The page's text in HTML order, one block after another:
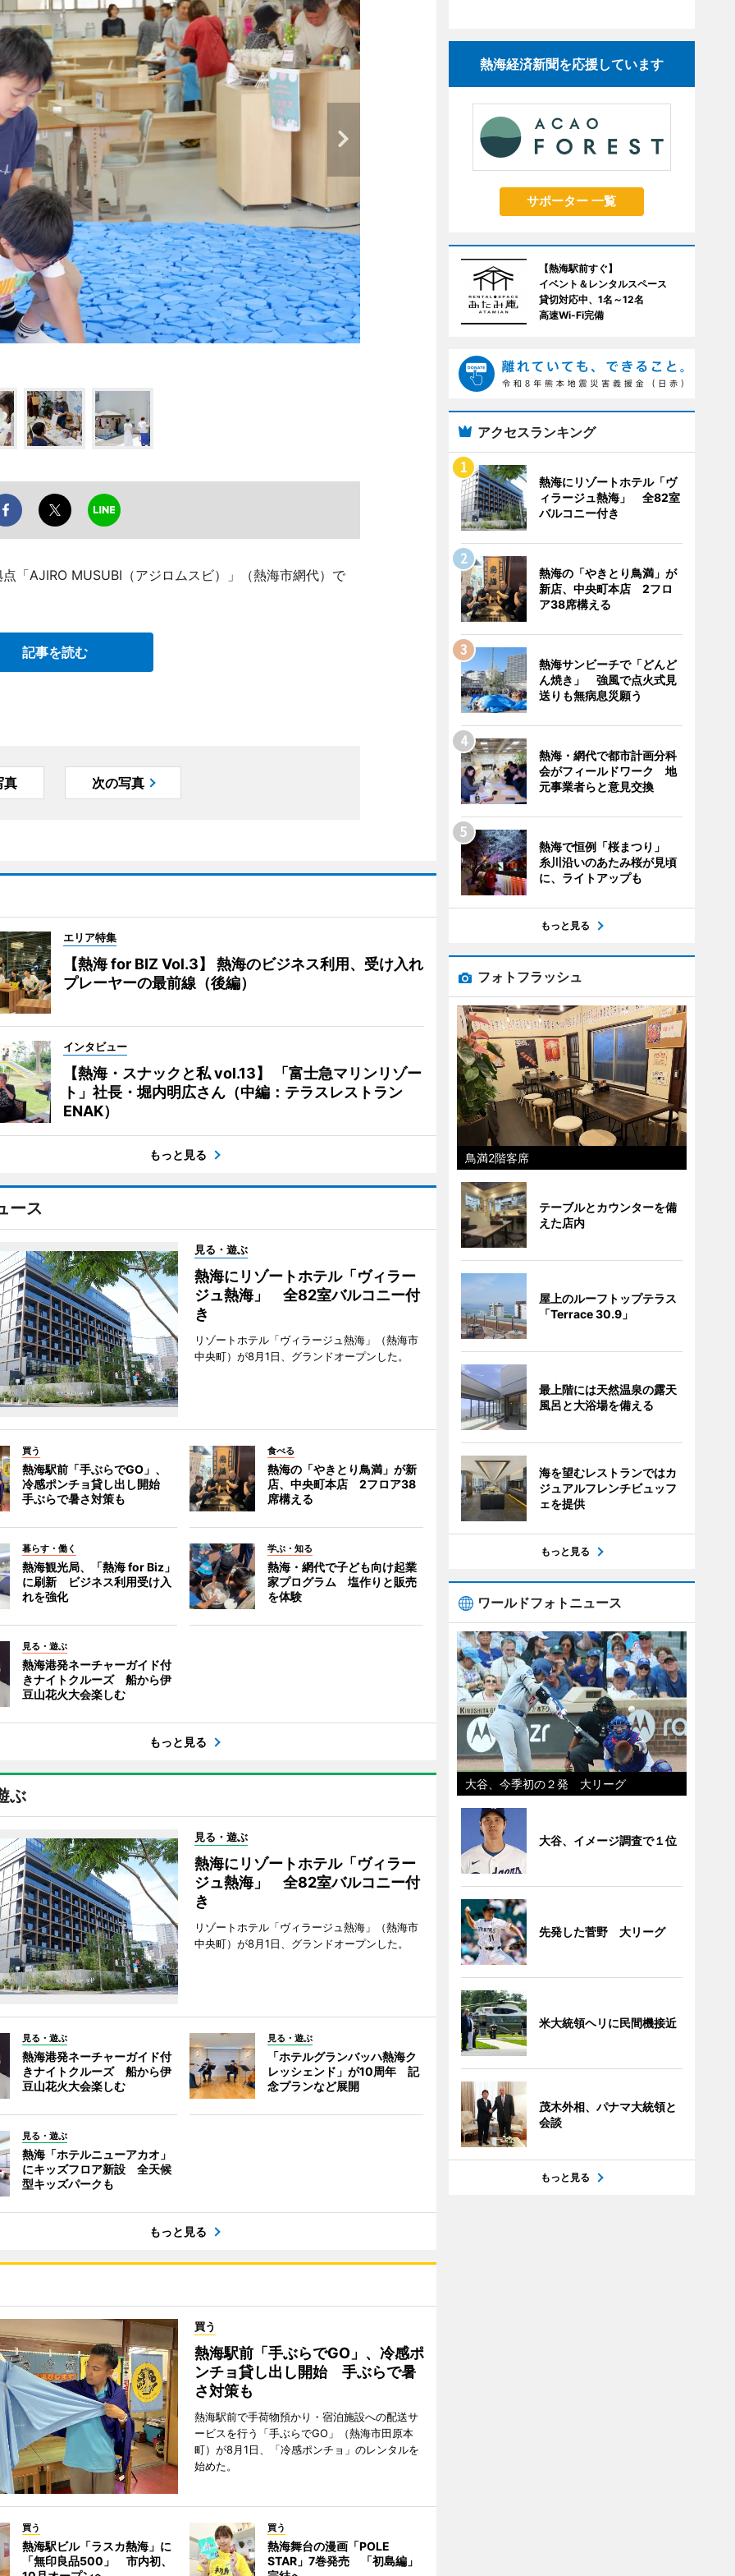
「AJIRO MUSUBI（アジロムスビ）」（熱海市網代）で
記事を読む
真 次の写真
エリア特集
【熱海 for BIZ Vol.3】 熱海のビジネス利用、受け入れ
プレーヤーの最前線（後編）
インタビュー
【熱海・スナックと私 vol.13】 「富士急マリンリゾー
ト」社長・堀内明広さん（中編：テラスレストラン
ENAK）
もっと見る
ース
見る・遊ぶ
熱海にリゾートホテル「ヴィラー
ジュ熱海」 全82室バルコニー付
き
リゾートホテル「ヴィラージュ熱海」（熱海市
中央町）が8月1日、グランドオープンした。
買う
熱海駅前「手ぶらでGO」、
冷感ポンチョ貸し出し開始
手ぶらで暑さ対策も
食べる
熱海の「やきとり鳥満」が新
店、中央町本店 2フロア38
席構える
暮らす・働く
熱海観光局、「熱海 for Biz」
に刷新 ビジネス利用受け入
れを強化
学ぶ・知る
熱海・網代で子ども向け起業
家プログラム 塩作りと販売
を体験
見る・遊ぶ
熱海港発ネーチャーガイド付
きナイトクルーズ 船から伊
豆山花火大会楽しむ
もっと見る
ぶ
見る・遊ぶ
熱海にリゾートホテル「ヴィラー
ジュ熱海」 全82室バルコニー付
き
リゾートホテル「ヴィラージュ熱海」（熱海市
中央町）が8月1日、グランドオープンした。
見る・遊ぶ
熱海港発ネーチャーガイド付
きナイトクルーズ 船から伊
豆山花火大会楽しむ
見る・遊ぶ
「ホテルグランバッハ熱海ク
レッシェンド」が10周年 記
念プランなど展開
見る・遊ぶ
熱海「ホテルニューアカオ」
にキッズフロア新設 全天候
型キッズパークも
もっと見る
買う
熱海駅前「手ぶらでGO」、冷感ポ
ンチョ貸し出し開始 手ぶらで暑
さ対策も
熱海駅前で手荷物預かり・宿泊施設への配送サ
ービスを行う「手ぶらでGO」（熱海市田原本
町）が8月1日、「冷感ポンチョ」のレンタルを
始めた。
買う
熱海駅ビル「ラスカ熱海」に
「無印良品500」 市内初、
買う
熱海舞台の漫画「POLE
STAR」7巻発売 「初島編」
熱海経済新聞を応援しています
サポーター 一覧
【熱海駅前すぐ】
イベント＆レンタルスペース
貸切対応中、1名～12名
高速Wi-Fi完備
アクセスランキング
熱海にリゾートホテル「ヴ
ィラージュ熱海」 全82室
バルコニー付き
熱海の「やきとり鳥満」が
新店、中央町本店 2フロ
ア38席構える
熱海サンビーチで「どんど
ん焼き」 強風で点火式見
送りも無病息災願う
熱海・網代で都市計画分科
会がフィールドワーク 地
元事業者らと意見交換
熱海で恒例「桜まつり」
糸川沿いのあたみ桜が見頃
に、ライトアップも
もっと見る
フォトフラッシュ
鳥満2階客席
テーブルとカウンターを備
えた店内
屋上のルーフトップテラス
「Terrace 30.9」
最上階には天然温泉の露天
風呂と大浴場を備える
海を望むレストランではカ
ジュアルフレンチビュッフ
ェを提供
もっと見る
ワールドフォトニュース
大谷、今季初の２発 大リーグ
大谷、イメージ調査で１位
先発した菅野 大リーグ
米大統領ヘリに民間機接近
茂木外相、パナマ大統領と
会談
もっと見る